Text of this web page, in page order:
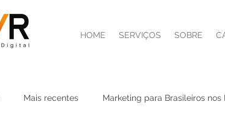
HOME SERVIÇOS SOBRE
Mais recentes Marketing para Brasileiros nos